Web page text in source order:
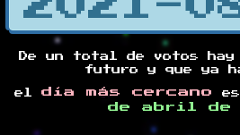
De un total de votos hay
futuro y que ya
el día más cercano
de abril de